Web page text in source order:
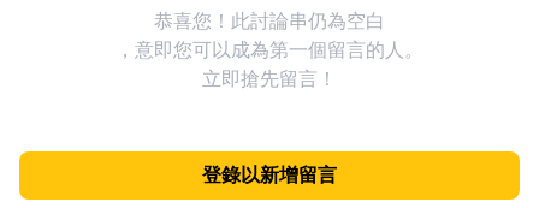
恭喜您！此討論串仍為空白
，意即您可以成為第一個留言的人。
立即搶先留言！
登錄以新增留言